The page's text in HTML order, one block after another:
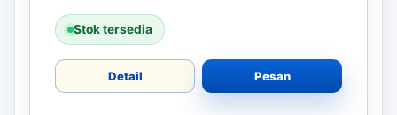
Stok tersedia
Detail Pesan